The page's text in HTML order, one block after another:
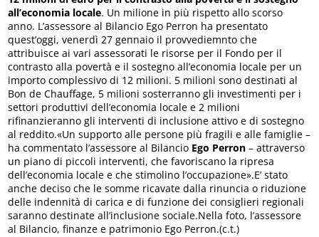
all’economia locale. Un milione in più rispetto allo scorso
anno. L’assessore al Bilancio Ego Perron ha presentato
quest’oggi, venerdì 27 gennaio il provvediemnto che
attribuisce ai vari assessorati le risorse per il Fondo per il
contrasto alla povertà e il sostegno all’economia locale per un
importo complessivo di 12 milioni. 5 milioni sono destinati al
Bon de Chauffage, 5 milioni sosterranno gli investimenti per i
settori produttivi dell’economia locale e 2 milioni
rifinanzieranno gli interventi di inclusione attivo e di sostegno
al reddito.«Un supporto alle persone più fragili e alle famiglie –
ha commentato l’assessore al Bilancio Ego Perron – attraverso
un piano di piccoli interventi, che favoriscano la ripresa
dell’economia locale e che stimolino l’occupazione».E’ stato
anche deciso che le somme ricavate dalla rinuncia o riduzione
delle indennità di carica e di funzione dei consiglieri regionali
saranno destinate all’inclusione sociale.Nella foto, l’assessore
al Bilancio, finanze e patrimonio Ego Perron.(c.t.)